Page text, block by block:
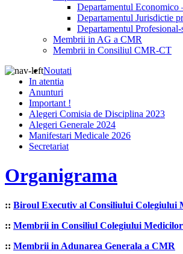
Departamentul
Departamentul Jurisdictie
Departamentul
Membrii in AG a CMR
Membrii in Consiliul CMR-CT
Noutati
In atentia
Anunturi
Important !
Alegeri Comisia de Disciplina 2023
Alegeri Generale 2024
Manifestari Medicale 2026
Secretariat
Organigrama
:: Biroul Executiv al Consiliului Colegiului
:: Membrii in Consiliul Colegiului
:: Membrii in Adunarea Generala a CMR